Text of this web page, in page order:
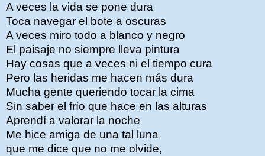
A veces la vida se pone dura
Toca navegar el bote a oscuras
A veces miro todo a blanco y negro
El paisaje no siempre lleva pintura
Hay cosas que a veces ni el tiempo cura
Pero las heridas me hacen más dura
Mucha gente queriendo tocar la cima
Sin saber el frío que hace en las alturas
Aprendí a valorar la noche
Me hice amiga de una tal luna
que me dice que no me olvide,